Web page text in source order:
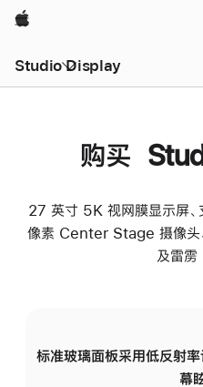
Apple
Studio Display
购买
27 英寸 5K 视网膜显示屏
像素 Center Stage 摄像头
及雷雳
标准玻璃面板采用低反射
幕